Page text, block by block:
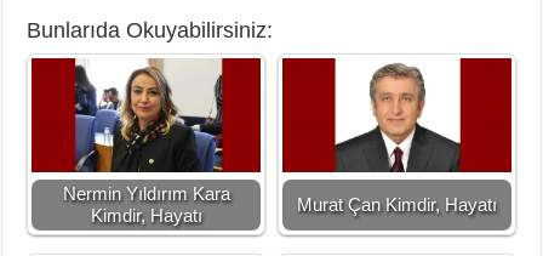
Bunlarıda Okuyabilirsiniz:
Nermin Yıldırım Kara
Kimdir, Hayatı
Murat Çan Kimdir, Hayatı